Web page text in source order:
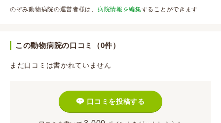
のぞみ動物病院の運営者様は、 病院情報を編集することができます
この動物病院の口コミ（0件）
まだ口コミは書かれていません
口コミを投稿する